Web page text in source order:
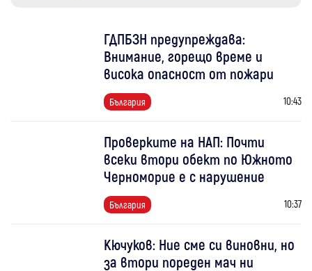
ГДПБЗН предупреждава:
Внимание, горещо време и
висока опасност от пожари
България 10:43
Проверките на НАП: Почти
всеки втори обект по Южното
Черноморие е с нарушение
България 10:37
Кючуков: Ние сме си виновни, но
за втори пореден мач ни